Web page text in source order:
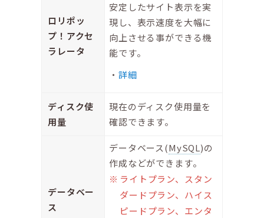
ロリポッ
プ！アクセ
ラレータ
安定したサイト表示を実
現し、表示速度を大幅に
向上させる事ができる機
能です。
詳細
ディスク使
用量
現在のディスク使用量を
確認できます。
データベー
ス
データベース(MySQL)の
作成などができます。
ライトプラン、スタン
ダードプラン、ハイス
ピードプラン、エンタ